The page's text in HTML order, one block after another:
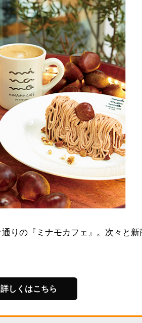
りの『ミナモカフェ』。次々と新
詳しくはこちら